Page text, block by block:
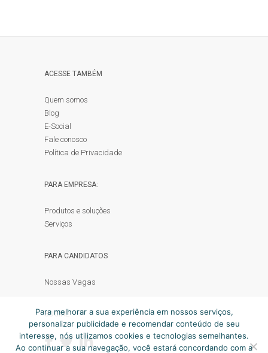
ACESSE TAMBÉM
Quem somos
Blog
E-Social
Fale conosco
Política de Privacidade
PARA EMPRESA:
Produtos e soluções
Serviços
PARA CANDIDATOS
Nossas Vagas
SOCIAL:
Para melhorar a sua experiência em nossos serviços,
personalizar publicidade e recomendar conteúdo de seu
interesse, nós utilizamos cookies e tecnologias semelhantes.
Ao continuar a sua navegação, você estará concordando com a